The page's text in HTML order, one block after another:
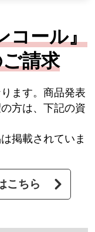
コール』
請求
ます。商品発表
方は、下記の資
掲載されていま
こちら